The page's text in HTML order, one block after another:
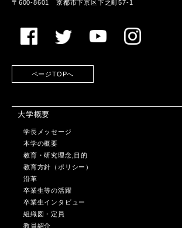
〒600-8601 京都市下京区下之町57-1
ページTOPへ
大学概要
学長メッセージ
本学の概要
教育・研究理念,目的
教育方針（ポリシー）
沿革
卒業生等の活躍
卒業生インタビュー
組織図・定員
教員紹介